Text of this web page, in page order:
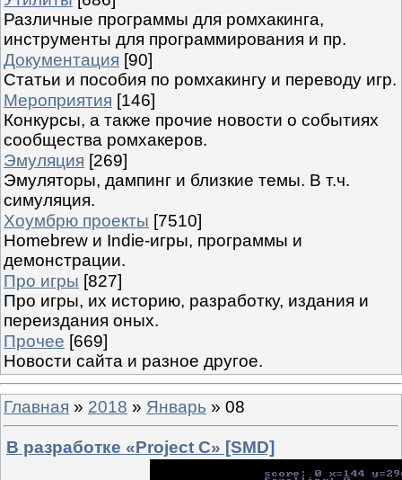
Различные программы для ромхакинга,
инструменты для программирования и пр.
Документация [90]
Статьи и пособия по ромхакингу и переводу игр.
Мероприятия [146]
Конкурсы, а также прочие новости о событиях
сообщества ромхакеров.
Эмуляция [269]
Эмуляторы, дампинг и близкие темы. В т.ч.
симуляция.
Хоумбрю проекты [7510]
Homebrew и Indie-игры, программы и
демонстрации.
Про игры [827]
Про игры, их историю, разработку, издания и
переиздания оных.
Прочее [669]
Новости сайта и разное другое.
Главная » 2018 » Январь » 08
В разработке «Project C» [SMD]